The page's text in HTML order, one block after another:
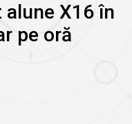
X16 în
pe oră